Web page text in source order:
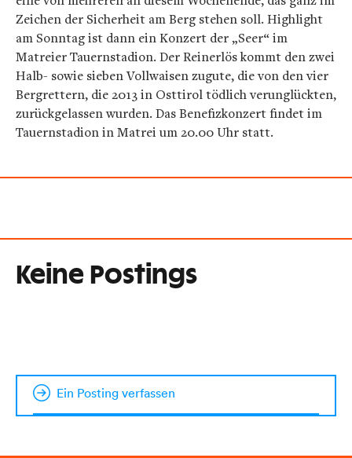
Zeichen der Sicherheit am Berg stehen soll. Highlight
am Sonntag ist dann ein Konzert der „Seer“ im
Matreier Tauernstadion. Der Reinerlös kommt den zwei
Halb- sowie sieben Vollwaisen zugute, die von den vier
Bergrettern, die 2013 in Osttirol tödlich verunglückten,
zurückgelassen wurden. Das Benefizkonzert findet im
Tauernstadion in Matrei um 20.00 Uhr statt.
Keine Postings
Ein Posting verfassen